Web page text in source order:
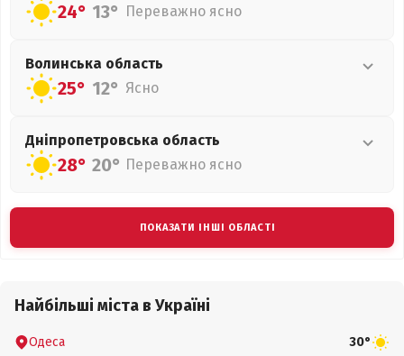
24° 13° Переважно ясно
Волинська область
25° 12° Ясно
Дніпропетровська область
28° 20° Переважно ясно
ПОКАЗАТИ ІНШІ ОБЛАСТІ
Найбільші міста в Україні
Одеса 30°